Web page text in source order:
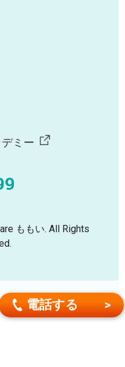
電話する
ミー
ももい. All Rights